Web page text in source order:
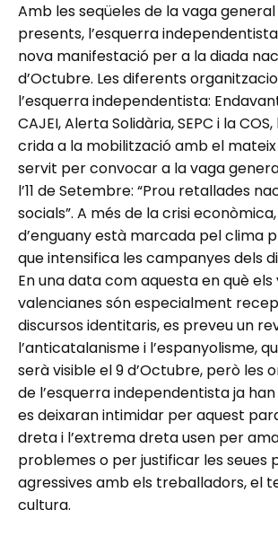
Amb les seqüeles de la vaga
presents, l’esquerra
nova manifestació per a la diada
d’Octubre. Les diferents
l’esquerra independentista:
CAJEI, Alerta Solidària, SEPC i la
crida a la mobilització amb el
servit per convocar a la vaga
l’11 de Setembre: “Prou retallades
socials”. A més de la crisi
d’enguany està marcada pel clima
que intensifica les campanyes dels
En una data com aquesta en què els
valencianes són especialment
discursos identitaris, es preveu un
l’anticatalanisme i l’espanyolisme,
serà visible el 9 d’Octubre, però les
de l’esquerra independentista ja
es deixaran intimidar per aquest
dreta i l’extrema dreta usen per
problemes o per justificar les seues
agressives amb els treballadors, el
cultura.